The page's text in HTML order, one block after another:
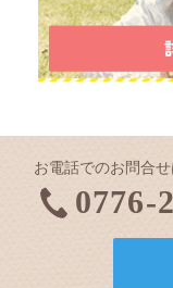
お電話でのお問合
0776-